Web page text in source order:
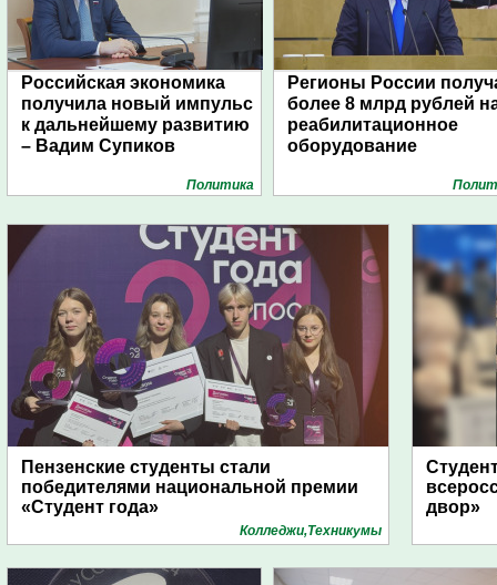
Российская экономика
получила новый импульс
к дальнейшему развитию
– Вадим Супиков
Политика
Регионы России
более 8 млрд рублей
реабилитационное
оборудование
Пензенские студенты стали
победителями национальной премии
«Студент года»
Колледжи,Техникумы
двор»